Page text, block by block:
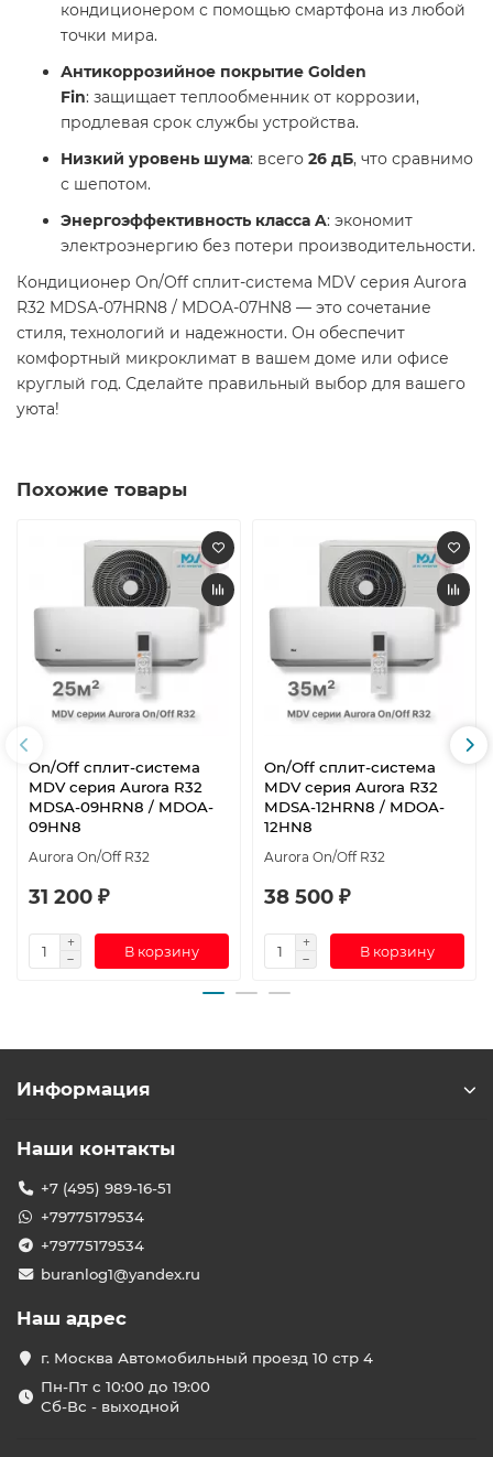
кондиционером с помощью смартфона из любой
точки мира.
Антикоррозийное покрытие Golden
Fin: защищает теплообменник от коррозии,
продлевая срок службы устройства.
Низкий уровень шума: всего 26 дБ, что сравнимо
с шепотом.
Энергоэффективность класса A: экономит
электроэнергию без потери производительности.​
Кондиционер On/Off cплит-система MDV серия Aurora
R32 MDSA-07HRN8 / MDOA-07HN8 — это сочетание
стиля, технологий и надежности. Он обеспечит
комфортный микроклимат в вашем доме или офисе
круглый год. Сделайте правильный выбор для вашего
уюта! ️​
Похожие товары
On/Off cплит-система
MDV серия Aurora R32
MDSA-09HRN8 / MDOA-
09HN8
Aurora On/Off R32
31 200 ₽
В корзину
On/Off cплит-система
MDV серия Aurora R32
MDSA-12HRN8 / MDOA-
12HN8
Aurora On/Off R32
38 500 ₽
В корзину
Информация
Наши контакты
+7 (495) 989-16-51
+79775179534
+79775179534
buranlog1@yandex.ru
Наш адрес
г. Москва Автомобильный проезд 10 стр 4
Пн-Пт с 10:00 до 19:00
Сб-Вс - выходной